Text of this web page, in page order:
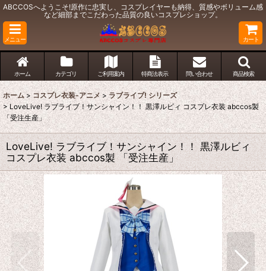
ABCCOSへようこそ!原作に忠実し、コスプレイヤーも納得、質感やボリューム感
など細部までこだわった品質の良いコスプレショップ。
メニュー カート
ホーム カテゴリ ご利用案内 特商法表示 問い合わせ 商品検索
ホーム > コスプレ衣装-アニメ > ラブライブ! シリーズ
> LoveLive! ラブライブ！サンシャイン！！ 黒澤ルビィ コスプレ衣装 abccos製
「受注生産」
LoveLive! ラブライブ！サンシャイン！！ 黒澤ルビィ
コスプレ衣装 abccos製 「受注生産」